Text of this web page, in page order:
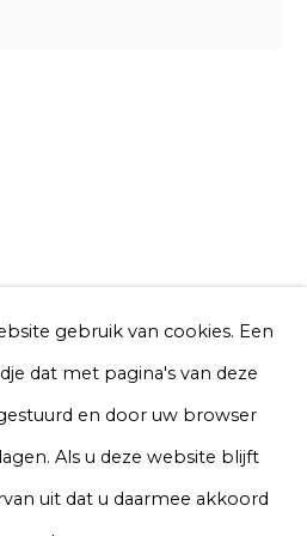
you have supplied to communicate
any time by clicking the link in our
cookies
gebruik van cookies. Een
dat met pagina's van deze
en door uw browser
Als u deze website blijft
uit dat u daarmee akkoord
NOW